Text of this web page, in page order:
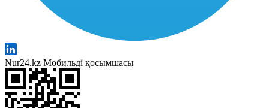
Nur24.kz Мобильді қосымшасы